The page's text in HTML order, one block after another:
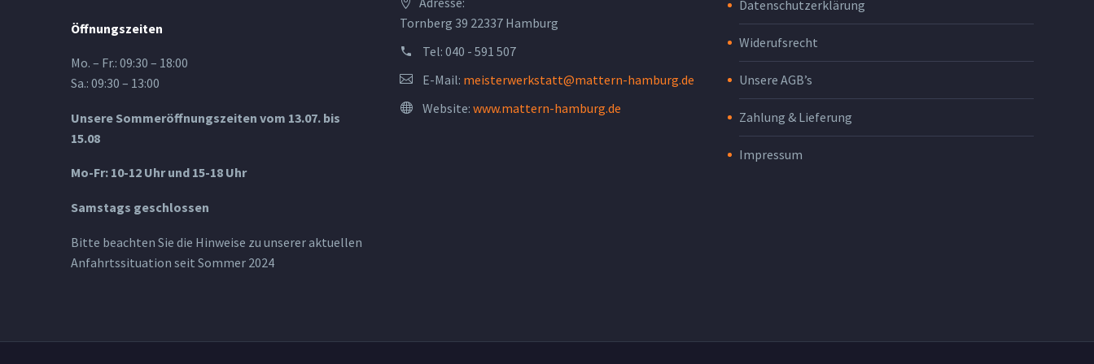
Öffnungszeiten
Mo. – Fr.: 09:30 – 18:00
Sa.: 09:30 – 13:00
Unsere Sommeröffnungszeiten vom 13.07. bis
15.08
Mo-Fr: 10-12 Uhr und 15-18 Uhr
Samstags geschlossen
Bitte beachten Sie die Hinweise zu unserer aktuellen
Anfahrtssituation seit Sommer 2024
Tornberg 39 22337 Hamburg
Tel: 040 - 591 507
E-Mail: meisterwerkstatt@mattern-hamburg.de
Website: www.mattern-hamburg.de
Datenschutzerklärung
Widerufsrecht
Unsere AGB’s
Zahlung & Lieferung
Impressum